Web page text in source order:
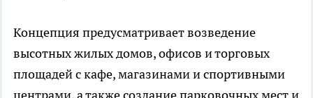
Концепция предусматривает возведение
высотных жилых домов, офисов и торговых
площадей с кафе, магазинами и спортивными